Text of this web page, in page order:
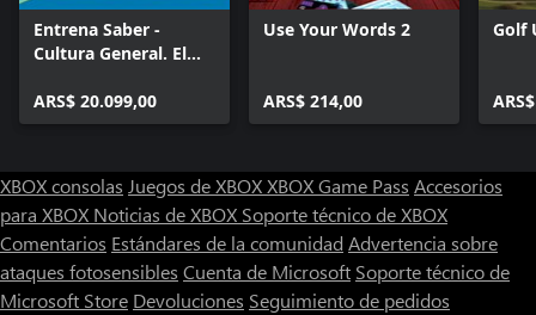
Entrena Saber -
Cultura General. El
ARS$ 20.099,00
Use Your Words 2
ARS$ 214,00
Golf
XBOX consolas Juegos de XBOXXBOX Game Pass Accesorios
para XBOX Noticias de XBOX Soporte técnico de XBOX
Comentarios Estándares de la comunidad Advertencia sobre
ataques fotosensibles Cuenta de Microsoft Soporte técnico de
Microsoft Store Devoluciones Seguimiento de pedidos